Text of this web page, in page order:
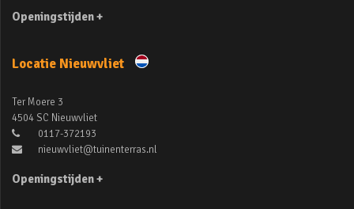
Openingstijden +
Locatie Nieuwvliet
Ter Moere 3
4504 SC Nieuwvliet
0117-372193
nieuwvliet@tuinenterras.nl
Openingstijden +